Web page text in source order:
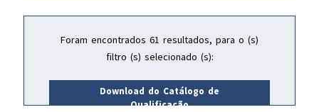
Foram encontrados 61 resultados, para o (s)
filtro (s) selecionado (s):
Download do Catálogo de
Qualificação